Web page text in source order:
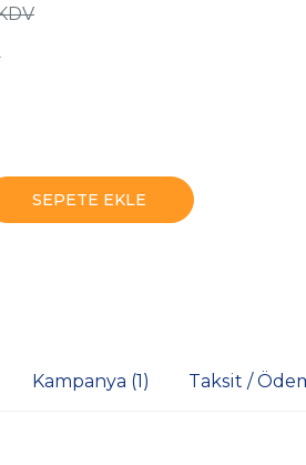
SEPETE EKLE
Kampanya (1) Taksit /